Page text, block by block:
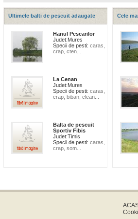
Ultimele balti de pescuit adaugate
Hanul Pescarilor
Judet:Mures
Specii de pesti: caras,
crap, cten...
La Cenan
Judet:Mures
Specii de pesti: caras,
crap, biban, clean...
Balta de pescuit
Sportiv Fibis
Judet:Timis
Specii de pesti: caras,
crap, som...
Cele